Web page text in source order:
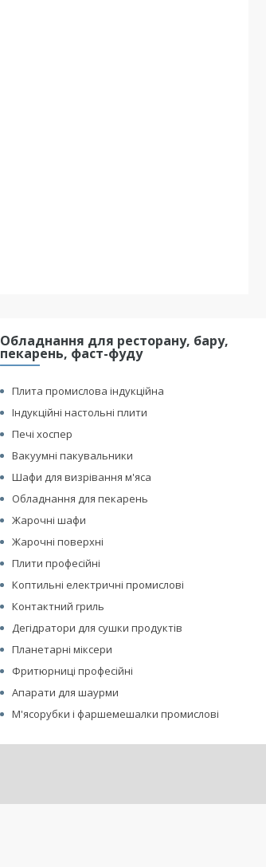
Обладнання для ресторану, бару,
пекарень, фаст-фуду
Плита промислова індукційна
Індукційні настольні плити
Печі хоспер
Вакуумні пакувальники
Шафи для визрівання м'яса
Обладнання для пекарень
Жарочні шафи
Жарочні поверхні
Плити професійні
Коптильні електричні промислові
Контактний гриль
Дегідратори для сушки продуктів
Планетарні міксери
Фритюрниці професійні
Апарати для шаурми
М'ясорубки і фаршемешалки промислові